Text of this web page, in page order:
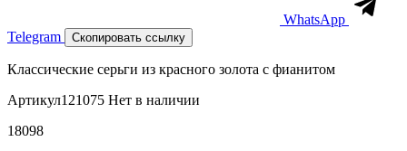
WhatsApp
Telegram
Скопировать ссылку
Классические серьги из красного золота с фианитом
Артикул121075 Нет в наличии
18098